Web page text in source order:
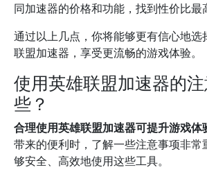
同加速器的价格和功能，找到性价比最
通过以上几点，你将能够更有信心地选
联盟加速器，享受更流畅的游戏体验。
使用英雄联盟加速器的
些？
合理使用英雄联盟加速器可提升游戏体
带来的便利时，了解一些注意事项非常
够安全、高效地使用这些工具。